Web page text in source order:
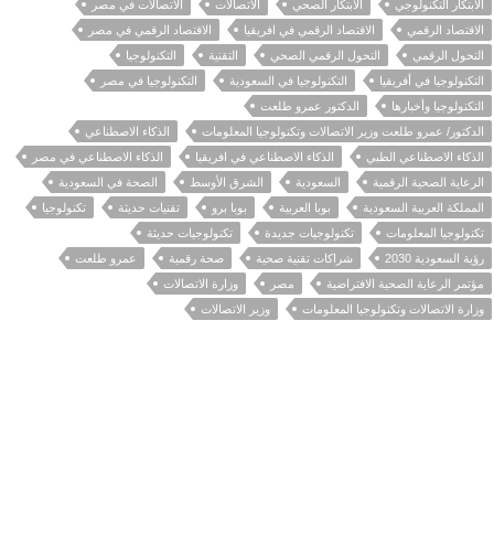
الابتكار التكنولوجي
الابتكار الصحي الاتصالات
الاتصالات في مصر
الاقتصاد الرقمي
الاقتصاد الرقمي في افريقيا
الاقتصاد الرقمي في مصر
التحول الرقمي
التحول الرقمي الصحي التقنية
التكنولوجيا
التكنولوجيا في أفريقيا
التكنولوجيا في السعودية
التكنولوجيا في مصر
التكنولوجيا وأخبارها
الدكتور عمرو طلعت
الدكتور/ عمرو طلعت وزير الاتصالات وتكنولوجيا المعلومات
الذكاء الاصطناعي
الذكاء الاصطناعي الطبي
الذكاء الاصطناعي في افريقيا
الذكاء الاصطناعي في مصر
الرعاية الصحية الرقمية
السعودية الشرق الأوسط
الصحة في السعودية
المملكة العربية السعودية
بوبا العربية بوبا برو تقنيات حديثة
تكنولوجيا
تكنولوجيا المعلومات
تكنولوجيات جديدة
تكنولوجيات حديثة
رؤية السعودية 2030
شراكات تقنية صحية صحة رقمية
عمرو طلعت
مؤتمر الرعاية الصحية الافتراضية
مصر
وزارة الاتصالات
وزارة الاتصالات وتكنولوجيا المعلومات
وزير الاتصالات